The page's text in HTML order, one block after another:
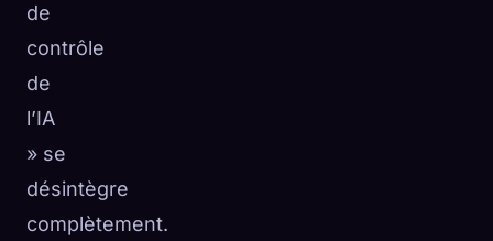
de
contrôle
de
l’IA
» se
désintègre
complètement.